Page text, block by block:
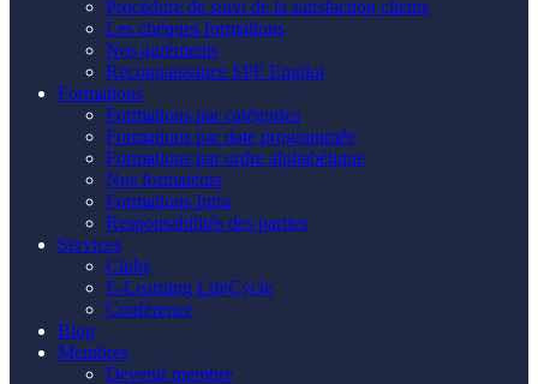
Procédure de suivi de la satisfaction clients
Les chèques formations
Nos agréments
Reconnaissance SPF Emploi
Formations
Formations par catégories
Formations par date programmée
Formations par ordre alphabétique
Nos formateurs
Formations Intra
Responsabilités des parties
Services
Clubs
E-Learning LifeCycle
Conférence
Blog
Membres
Devenir membre